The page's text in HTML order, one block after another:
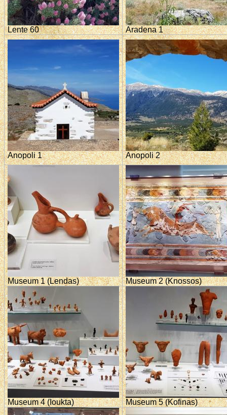
Lente 60 Aradena 1
Anopoli 1 Anopoli 2
Museum 1 (Lendas) Museum 2 (Knossos)
Museum 4 (Ioukta) Museum 5 (Kofinas)